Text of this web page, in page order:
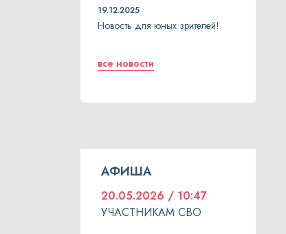
19.12.2025
Новость для юных зрителей!
все новости
АФИША
20.05.2026 / 10:47
УЧАСТНИКАМ СВО